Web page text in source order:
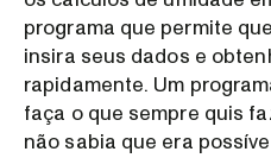
programa que permite
insira seus dados e
rapidamente. Um
faça o que sempre quis
não sabia que era